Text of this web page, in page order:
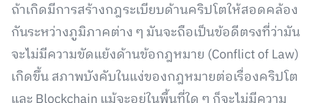
ถ้าเกิดมีการสร้างกฎระเบียบด้านคริปโตให้สอดคล้อง
กันระหว่างภูมิภาคต่าง ๆ มันจะถือเป็นข้อดีตรงที่ว่ามัน
จะไม่มีความขัดแย้งด้านข้อกฎหมาย (Conflict of Law)
เกิดขึ้น สภาพบังคับในแง่ของกฎหมายต่อเรื่องคริปโต